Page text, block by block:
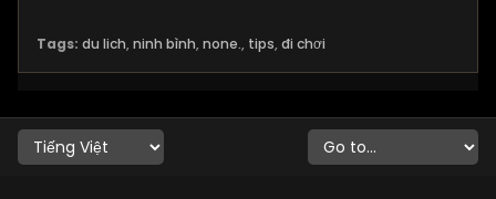
Tags: du lich, ninh bình, none., tips, đi chơi